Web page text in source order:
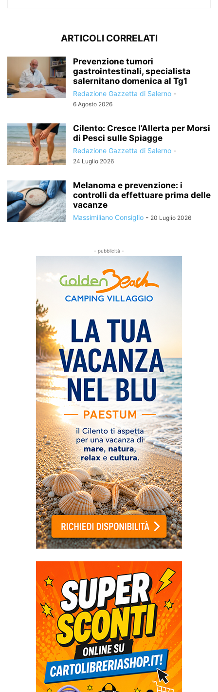
ARTICOLI CORRELATI
Prevenzione tumori
gastrointestinali, specialista
salernitano domenica al Tg1
Redazione Gazzetta di Salerno -
6 Agosto 2026
Cilento: Cresce l’Allerta per Morsi
di Pesci sulle Spiagge
Redazione Gazzetta di Salerno -
24 Luglio 2026
Melanoma e prevenzione: i
controlli da effettuare prima delle
vacanze
Massimiliano Consiglio - 20 Luglio 2026
- pubblicità -